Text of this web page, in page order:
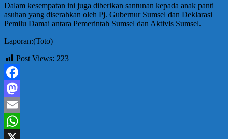
Dalam kesempatan ini juga diberikan santunan kepada anak panti
asuhan yang diserahkan oleh Pj. Gubernur Sumsel dan Deklarasi
Pemilu Damai antara Pemerintah Sumsel dan Aktivis Sumsel.
Laporan:(Toto)
Post Views: 223
Facebook
Mastodon
Email